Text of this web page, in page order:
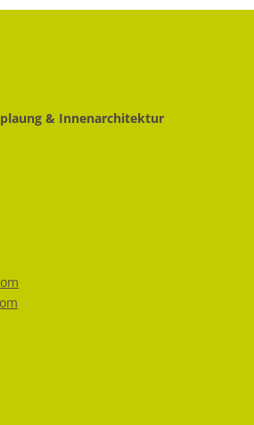
& Innenarchitektur